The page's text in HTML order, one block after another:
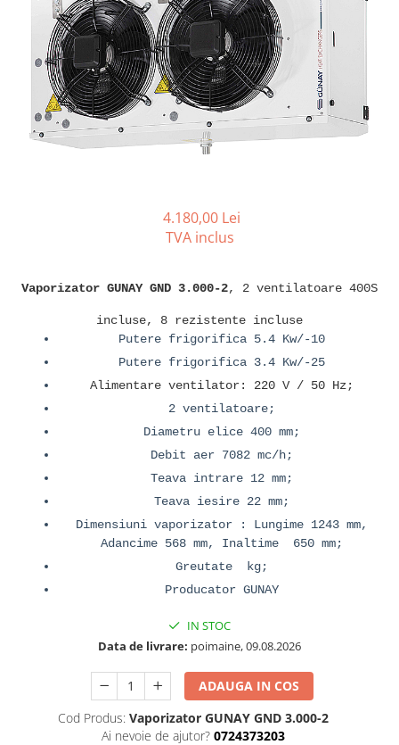
REZISTENTE DIGIVRARE
REZISTENTE SILICONICE
Uleiuri
Ventilatoare
Ventilatoare EbmPapst
Ventilatoare WEIGUANG
Compresoare Cubigel R134a
Compresoare Cubigel R404a
Compresoare Jiaxipera
VAPORIZATOARE LU-VE
4.180,00 Lei
TVA inclus
Vaporizator GUNAY GND 3.000-2, 2 ventilatoare 400S
incluse, 8 rezistente incluse
Putere frigorifica 5.4 Kw/-10
Putere frigorifica 3.4 Kw/-25
Alimentare ventilator: 220 V / 50 Hz;
2 ventilatoare;
Diametru elice 400 mm;
Debit aer 7082 mc/h;
Teava intrare 12 mm;
Teava iesire 22 mm;
Dimensiuni vaporizator : Lungime 1243 mm,
Adancime 568 mm, Inaltime 650 mm;
Greutate kg;
Producator GUNAY
IN STOC
Data de livrare: poimaine, 09.08.2026
ADAUGA IN COS
Cod Produs: Vaporizator GUNAY GND 3.000-2
Ai nevoie de ajutor? 0724373203